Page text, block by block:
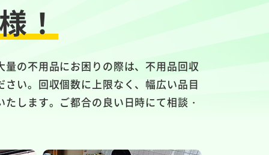
！
量の不用品にお困りの際は、不用品回収
い。回収個数に上限なく、幅広い品目
します。ご都合の良い日時にて相談・